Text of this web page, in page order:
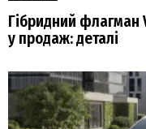
Гібридний флагман
у продаж: деталі